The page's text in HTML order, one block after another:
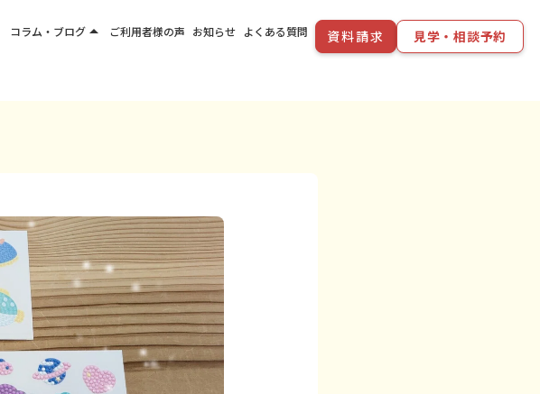
コラム・ブログarrow_drop_up ご利用者様の声 お知らせ よくある質問 資料請求 見学・相談予約